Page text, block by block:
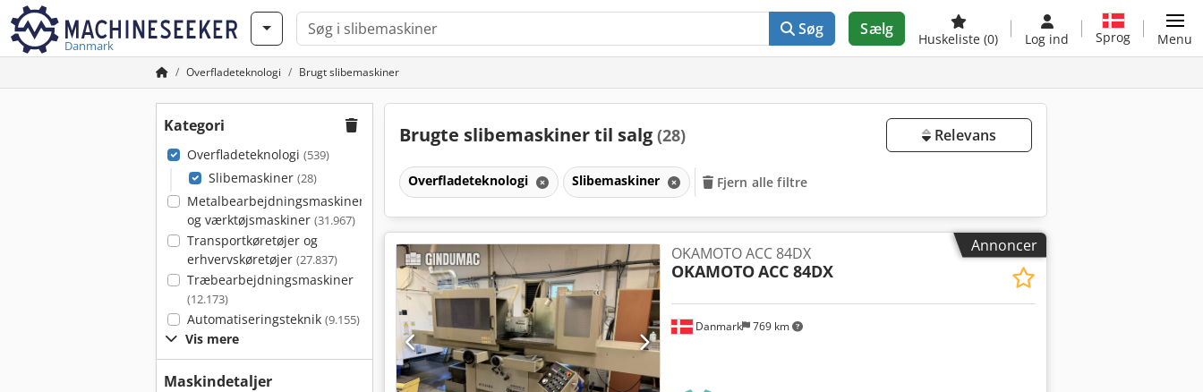
Danmark
Søg Sælg
Huskeliste (0) Log ind Sprog Menu
Overfladeteknologi Brugt slibemaskiner
Kategori
Overfladeteknologi (539)
Slibemaskiner (28)
Metalbearbejdningsmaskiner
og værktøjsmaskiner (31.967)
Transportkøretøjer og
erhvervskøretøjer (27.837)
Træbearbejdningsmaskiner
(12.173)
Automatiseringsteknik (9.155)
Vis mere
Maskindetaljer
Brugte slibemaskiner til salg (28) Relevans
Overfladeteknologi Slibemaskiner Fjern alle filtre
Annoncer
Danmark 769 km
OKAMOTO ACC 84DX
OKAMOTOACC 84DX